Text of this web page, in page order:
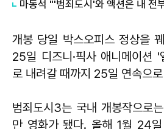
개봉 당일 박스오피스 정상을
25일 디즈니·픽사 애니메이션 '
로 내려갈 때까지 25일 연속으
범죄도시3는 국내 개봉작으로
만 영화가 됐다. 올해 1월 24